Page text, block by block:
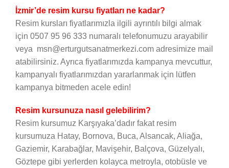
İzmir’de resim kursu fiyatları ne kadar?
Resim kursları fiyatlarımızla ilgili ayrıntılı bilgi almak
için 0507 95 96 333 numaralı telefonumuzu arayabilir
veya msn@erturgutsanatmerkezi.com adresimize mail
atabilirsiniz. Ayrıca fiyatlarımızda kampanya mevcuttur,
kampanyalı fiyatlarımızdan yararlanmak için lütfen
kampanya bitmeden acele edin!
Resim kursunuza nasıl gelebilirim?
Resim kursumuz Karşıyaka’dadır fakat resim
kursumuza Hatay, Bornova, Buca, Alsancak, Aliağa,
Gaziemir, Karabağlar, Mavişehir, Balçova, Güzelyalı,
Göztepe gibi yerlerden kolayca metroyla, otobüsle ve